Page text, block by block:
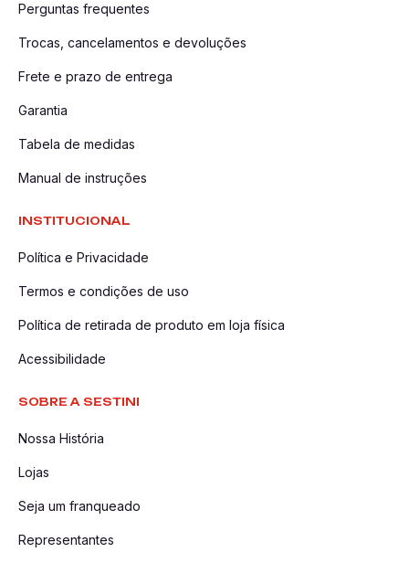
Perguntas frequentes
Trocas, cancelamentos e devoluções
Frete e prazo de entrega
Garantia
Tabela de medidas
Manual de instruções
INSTITUCIONAL
Política e Privacidade
Termos e condições de uso
Política de retirada de produto em loja física
Acessibilidade
SOBRE A SESTINI
Nossa História
Lojas
Seja um franqueado
Representantes